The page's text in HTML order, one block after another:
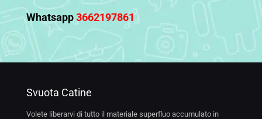
Whatsapp3662197861
Svuota Catine
Volete liberarvi di tutto il materiale superfluo accumulato in